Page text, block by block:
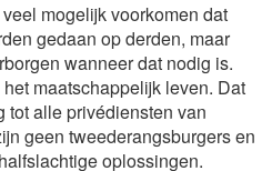
mogelijk voorkomen dat
gedaan op derden, maar
wanneer dat nodig is.
maatschappelijk leven. Dat
tot alle privédiensten van
geen tweederangsburgers en
oplossingen.